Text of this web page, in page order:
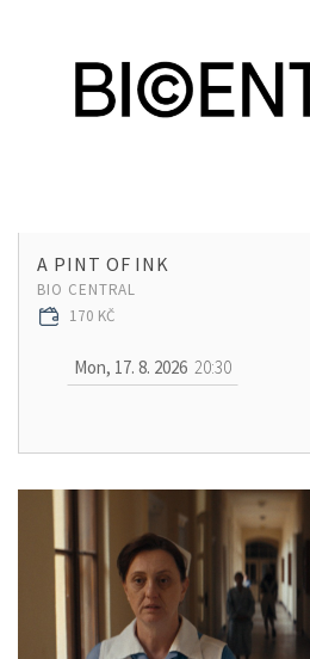
A PINT OF INK
BIO CENTRAL
170 KČ
Mon, 17. 8. 2026 20:30